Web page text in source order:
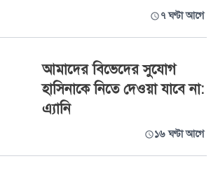
৭ ঘণ্টা আগে
আমাদের বিভেদের সুযোগ
হাসিনাকে নিতে দেওয়া যাবে না:
এ্যানি
১৬ ঘণ্টা আগে